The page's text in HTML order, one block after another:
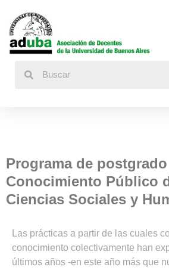
Programa de postgrado
Conocimiento Público
Ciencias Sociales y
Las prácticas a partir de las cuales
conocimiento colectivamente han
últimos años -en este año más que